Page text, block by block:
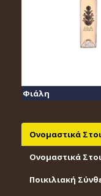
Φιάλη
Ονομαστικά
Ονομαστικά
Ποικιλιακή